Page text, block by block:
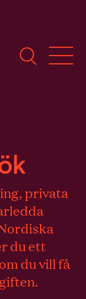
privata
du ett
du vill få